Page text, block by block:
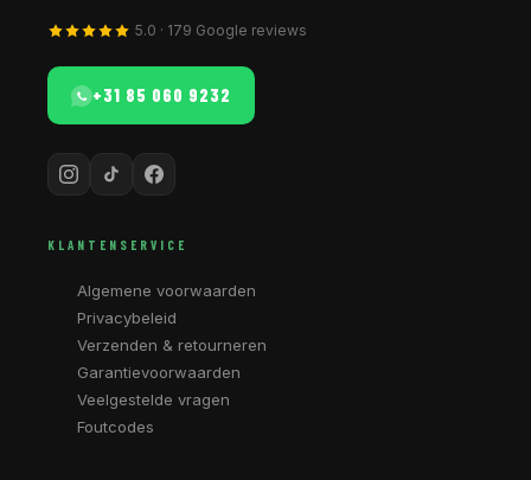
5.0 · 179 Google reviews
+31 85 060 9232
KLANTENSERVICE
Algemene voorwaarden
Privacybeleid
Verzenden & retourneren
Garantievoorwaarden
Veelgestelde vragen
Foutcodes